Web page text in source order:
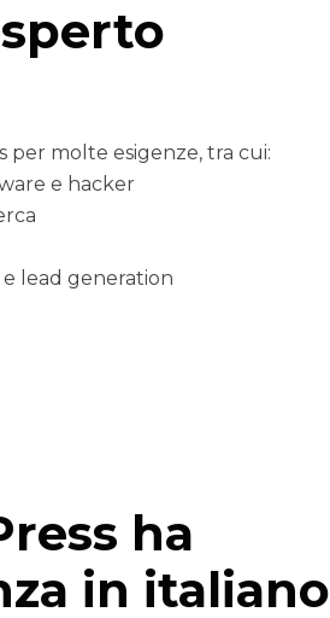
per molte esigenze, tra cui:
e hacker
lead generation
ha
in italiano